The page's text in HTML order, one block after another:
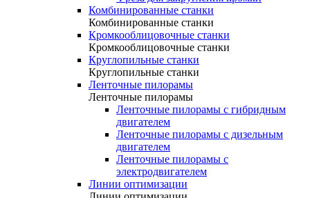
Комбинированные станки
Комбинированные станки
Кромкооблицовочные станки
Кромкооблицовочные станки
Круглопильные станки
Круглопильные станки
Ленточные пилорамы
Ленточные пилорамы
Ленточные пилорамы с гибридным
двигателем
Ленточные пилорамы с дизельным
двигателем
Ленточные пилорамы с
электродвигателем
Линии оптимизации